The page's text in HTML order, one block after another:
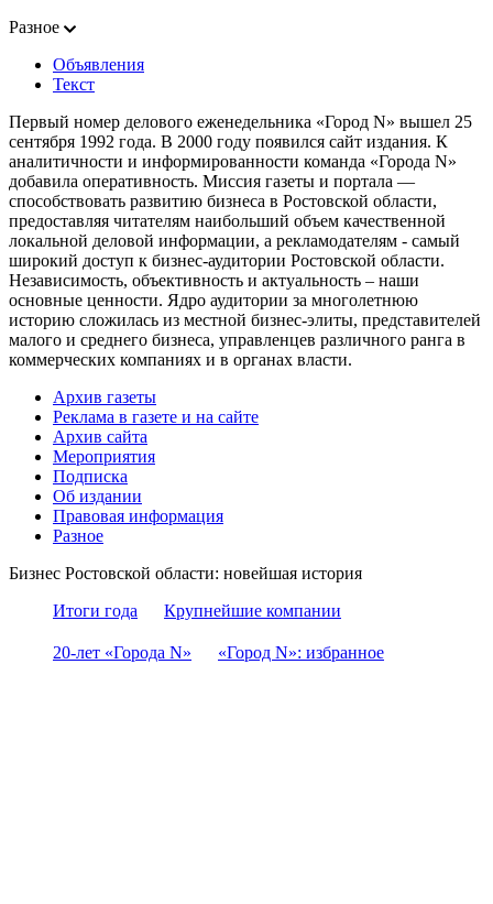
Разное
Объявления
Текст
Первый номер делового еженедельника «Город N» вышел 25
сентября 1992 года. В 2000 году появился сайт издания. К
аналитичности и информированности команда «Города N»
добавила оперативность. Миссия газеты и портала —
способствовать развитию бизнеса в Ростовской области,
предоставляя читателям наибольший объем качественной
локальной деловой информации, а рекламодателям - самый
широкий доступ к бизнес-аудитории Ростовской области.
Независимость, объективность и актуальность – наши
основные ценности. Ядро аудитории за многолетнюю
историю сложилась из местной бизнес-элиты, представителей
малого и среднего бизнеса, управленцев различного ранга в
коммерческих компаниях и в органах власти.
Архив газеты
Реклама в газете и на сайте
Архив сайта
Мероприятия
Подписка
Об издании
Правовая информация
Разное
Бизнес Ростовской области: новейшая история
Итоги года
Крупнейшие компании
20-лет «Города N» «Город N»: избранное